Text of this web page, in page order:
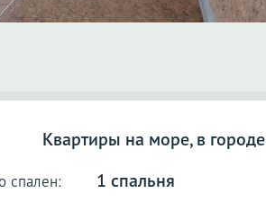
Квартиры на море, в городе
спален: 1 спальня